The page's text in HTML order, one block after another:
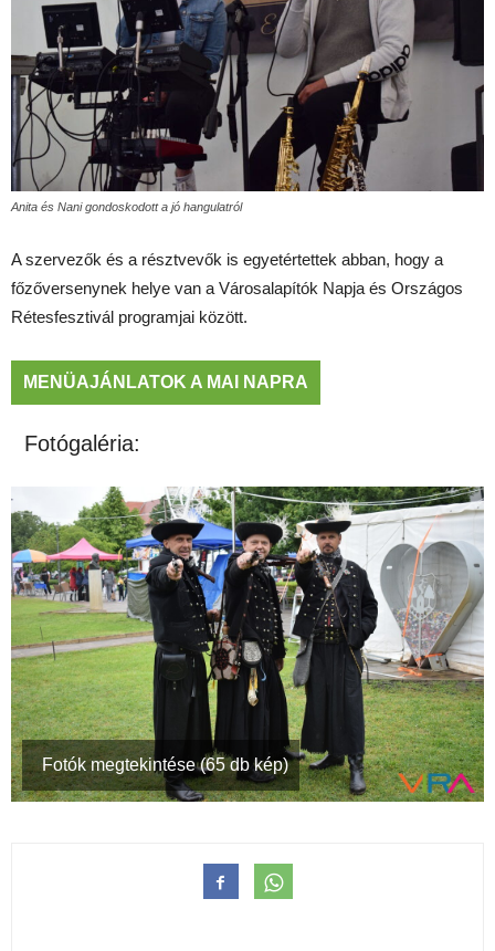
Anita és Nani gondoskodott a jó hangulatról
A szervezők és a résztvevők is egyetértettek abban, hogy a
főzőversenynek helye van a Városalapítók Napja és Országos
Rétesfesztivál programjai között.
MENÜAJÁNLATOK A MAI NAPRA
Fotógaléria:
Fotók megtekintése (65 db kép)